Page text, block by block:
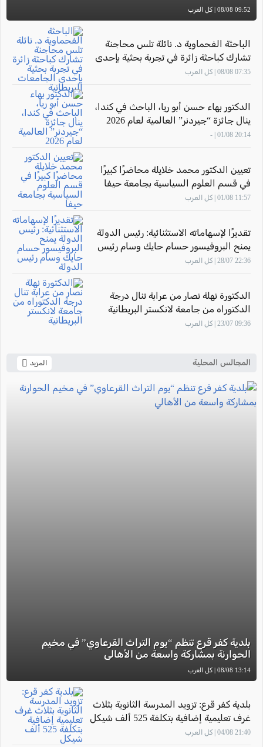
09:52 08/08 | كل العرب
الباحثة الفحماوية د. نائلة تلس محاجنة
تشارك كباحثة زائرة في تجربة بحثية بإحدى
الجامعات البريطانية
07:35 08/08 | كل العرب
الدكتور بهاء حسن أبو ريا، الباحث في كندا،
ينال جائزة “جيردنر” العالمية لعام 2026
20:14 01/08 | -
تعيين الدكتور محمد خلايلة محاضرًا كبيرًا
في قسم العلوم السياسية بجامعة حيفا
11:57 01/08 | كل العرب
تقديرًا لإسهاماته الاستثنائية: رئيس الدولة
يمنح البروفيسور حسام حايك وسام رئيس
الدولة
22:36 28/07 | كل العرب
الدكتورة نهلة نصار من عرابة تنال درجة
الدكتوراه من جامعة لانكستر البريطانية
09:36 23/07 | كل العرب
المجالس المحلية المزيد
بلدية كفر قرع تنظم “يوم التراث القرعاوي” في مخيم
الحوارنة بمشاركة واسعة من الأهالي
13:14 08/08 | كل العرب
بلدية كفر قرع: تزويد المدرسة الثانوية بثلاث
غرف تعليمية إضافية بتكلفة 525 ألف شيكل
21:40 04/08 | كل العرب